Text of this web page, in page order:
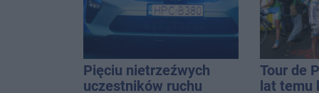
Pięciu nietrzeźwych
uczestników ruchu
Tour de
lat temu